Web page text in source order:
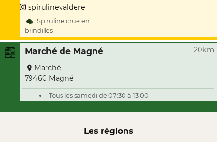
spirulinevaldere
Spiruline crue en
brindilles
Marché de Magné 20km
Marché
79460 Magné
Tous les samedi de 07:30 à 13:00
Les régions